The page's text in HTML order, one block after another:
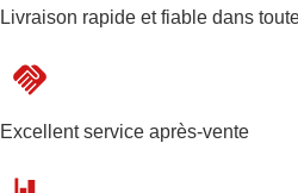
Livraison rapide et fiable dans
Excellent service après-vente